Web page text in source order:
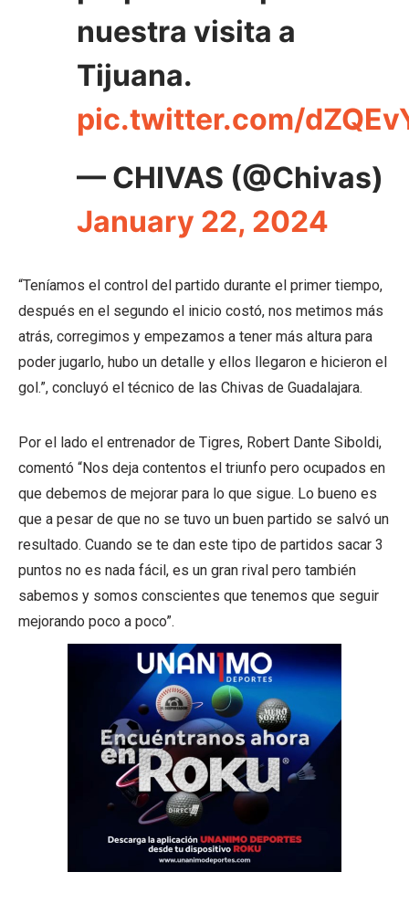
nuestra visita a
Tijuana.
pic.twitter.com/
— CHIVAS (@Chivas)
January 22, 2024
“Teníamos el control del partido durante el primer tiempo,
después en el segundo el inicio costó, nos metimos más
atrás, corregimos y empezamos a tener más altura para
poder jugarlo, hubo un detalle y ellos llegaron e hicieron el
gol.”, concluyó el técnico de las Chivas de Guadalajara.
Por el lado el entrenador de Tigres, Robert Dante Siboldi,
comentó “Nos deja contentos el triunfo pero ocupados en
que debemos de mejorar para lo que sigue. Lo bueno es
que a pesar de que no se tuvo un buen partido se salvó un
resultado. Cuando se te dan este tipo de partidos sacar 3
puntos no es nada fácil, es un gran rival pero también
sabemos y somos conscientes que tenemos que seguir
mejorando poco a poco”.